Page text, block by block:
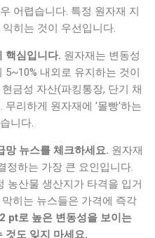
어렵습니다. 특정 원자재 지
히는 것이 우선입니다.
핵심입니다. 원자재는 변동성
내외로 유지하는 것이
금성 자산(파킹통장, 단기 채
무리하게 원자재에 '몰빵'하는
니다.
망 뉴스를 체크하세요. 원자재
정하는 가장 큰 요인입니다.
농산물 생산지가 타격을 입거
히는 뉴스들은 가격에 즉각
pt로 높은 변동성을 보이는
것도 잊지 마세요.